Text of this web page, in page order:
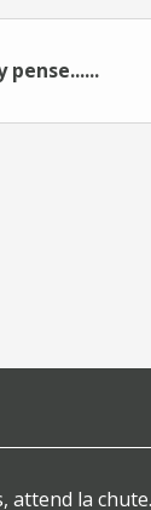
pense......
attend la